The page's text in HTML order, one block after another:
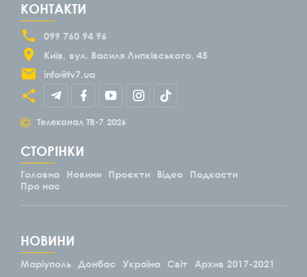
КОНТАКТИ
099 760 94 96
Київ
вул. Василя Липківського, 45
info@tv7.ua
© Телеканал ТВ-7 2026
СТОРІНКИ
Головна Новини Проєкти Відео
Подкасти
Про нас
НОВИНИ
Маріуполь Донбас Україна Світ Архив 2017-2021